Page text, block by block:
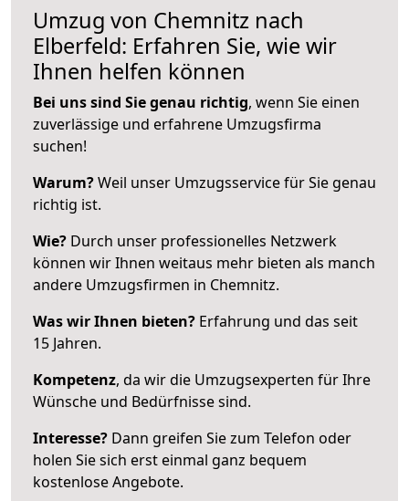
Umzug von Chemnitz nach
Elberfeld: Erfahren Sie, wie wir
Ihnen helfen können
Bei uns sind Sie genau richtig, wenn Sie einen
zuverlässige und erfahrene Umzugsfirma
suchen!
Warum?Weil unser Umzugsservice für Sie genau
richtig ist.
Wie? Durch unser professionelles Netzwerk
können wir Ihnen weitaus mehr bieten als manch
andere Umzugsfirmen in Chemnitz.
Was wir Ihnen bieten? Erfahrung und das seit
15 Jahren.
Kompetenz, da wir die Umzugsexperten für Ihre
Wünsche und Bedürfnisse sind.
Interesse? Dann greifen Sie zum Telefon oder
holen Sie sich erst einmal ganz bequem
kostenlose Angebote.